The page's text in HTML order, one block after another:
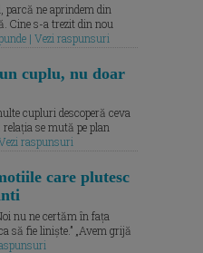
parcă ne aprindem din
Cine s-a trezit din nou
| Vezi raspunsuri
cuplu, nu doar
cupluri descoperă ceva
relația se mută pe plan
raspunsuri
care plutesc
nu ne certăm în fața
să fie liniște.” „Avem grijă